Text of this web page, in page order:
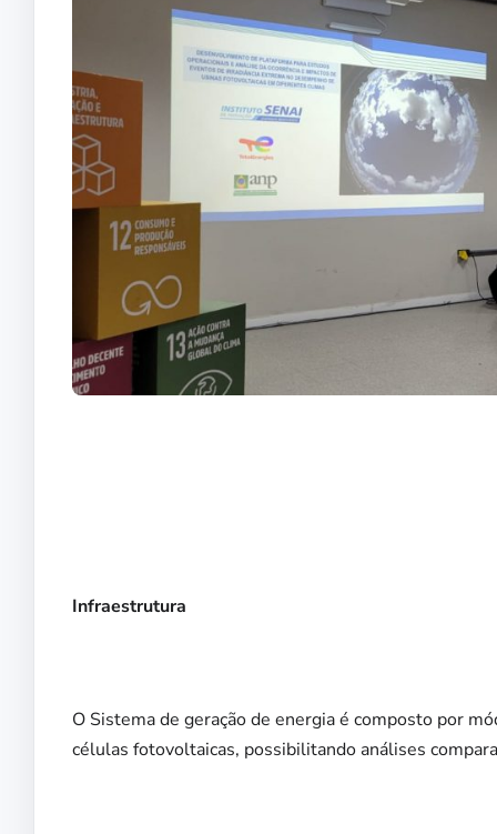
Infraestrutura
O Sistema de geração de energia é composto por
células fotovoltaicas, possibilitando análises